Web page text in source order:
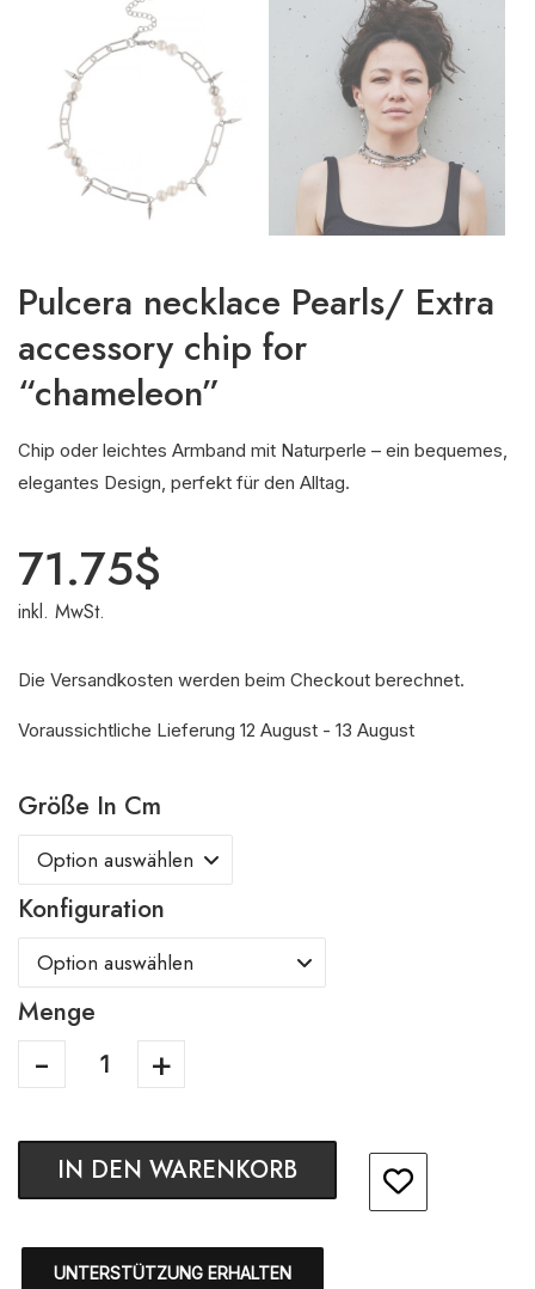
Pulcera necklace Pearls/ Extra
accessory chip for
“chameleon”
Chip oder leichtes Armband mit Naturperle – ein bequemes,
elegantes Design, perfekt für den Alltag.
71.75$
inkl. MwSt.
Die Versandkosten werden beim Checkout berechnet.
Voraussichtliche Lieferung 12 August - 13 August
Größe In Cm
Konfiguration
Menge
IN DEN WARENKORB
UNTERSTÜTZUNG ERHALTEN